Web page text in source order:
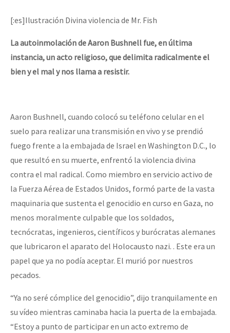
EZLN
La Sexta
AutonomÍa y Resistencia
Mujeres
Niñxs
ETIQUETAS
MULTIMEDIA
Audio
Fotorreportaje
Video
Otras secciones
Semillero Guerra contra la Humanidad. (Las poblaciones y
la naturaleza bajo asedio)
Dia 1: Encontro “Guerra contra a Humanidade”
“Sonhando a Terra do Bem Virá” se publica no Estado Espanhol
Se o México sabe, que o mundo saiba! Nossas lutas pela
[25 abr – CDMX] Tokín por el CNI: 30 años de Resistencia y
[:es]Ilustración Divina violencia de Mr. Fish
La autoinmolación de Aaron Bushnell fue, en última
instancia, un acto religioso, que delimita radicalmente el
bien y el mal y nos llama a resistir.
Aaron Bushnell, cuando colocó su teléfono celular en el
suelo para realizar una transmisión en vivo y se prendió
fuego frente a la embajada de Israel en Washington D.C., lo
que resultó en su muerte, enfrentó la violencia divina
contra el mal radical. Como miembro en servicio activo de
la Fuerza Aérea de Estados Unidos, formó parte de la vasta
maquinaria que sustenta el genocidio en curso en Gaza, no
menos moralmente culpable que los soldados,
tecnócratas, ingenieros, científicos y burócratas alemanes
que lubricaron el aparato del Holocausto nazi. . Este era un
papel que ya no podía aceptar. El murió por nuestros
pecados.
“Ya no seré cómplice del genocidio”, dijo tranquilamente en
su vídeo mientras caminaba hacia la puerta de la embajada.
“Estoy a punto de participar en un acto extremo de